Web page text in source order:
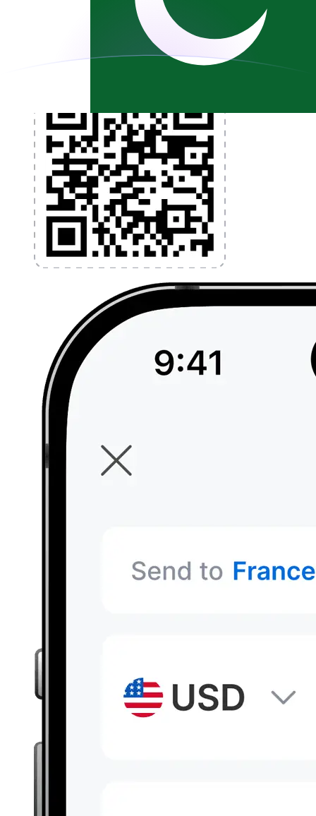
l'argent à l'étranger sans frais cachés. Téléchargez
l'application dès aujourd'hui !